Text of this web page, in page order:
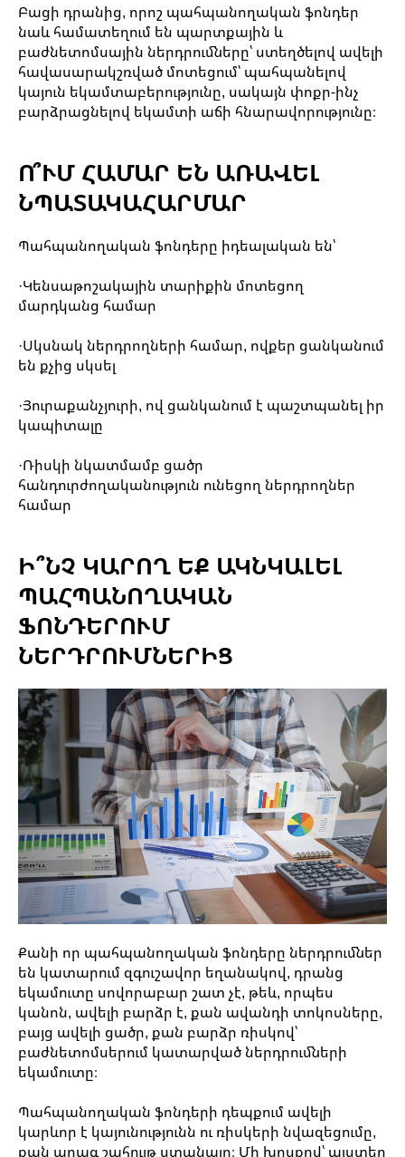
Բացի դրանից, որոշ պահպանողական ֆոնդեր
նաև համատեղում են պարտքային և
բաժնետոմսային ներդրումները՝ ստեղծելով ավելի
հավասարակշռված մոտեցում՝ պահպանելով
կայուն եկամտաբերությունը, սակայն փոքր-ինչ
բարձրացնելով եկամտի աճի հնարավորությունը։
Ո՞ՒՄ ՀԱՄԱՐ ԵՆ ԱՌԱՎԵԼ
ՆՊԱՏԱԿԱՀԱՐՄԱՐ
Պահպանողական ֆոնդերը իդեալական են՝
·Կենսաթոշակային տարիքին մոտեցող
մարդկանց համար
·Սկսնակ ներդրողների համար, ովքեր ցանկանում
են քչից սկսել
·Յուրաքանչյուրի, ով ցանկանում է պաշտպանել իր
կապիտալը
·Ռիսկի նկատմամբ ցածր
հանդուրժողականություն ունեցող ներդրողներ
համար
Ի՞ՆՉ ԿԱՐՈՂ ԵՔ ԱԿՆԿԱԼԵԼ
ՊԱՀՊԱՆՈՂԱԿԱՆ
ՖՈՆԴԵՐՈՒՄ
ՆԵՐԴՐՈՒՄՆԵՐԻՑ
Քանի որ պահպանողական ֆոնդերը ներդրումներ
են կատարում զգուշավոր եղանակով, դրանց
եկամուտը սովորաբար շատ չէ, թեև, որպես
կանոն, ավելի բարձր է, քան ավանդի տոկոսները,
բայց ավելի ցածր, քան բարձր ռիսկով՝
բաժնետոմսերում կատարված ներդրումների
եկամուտը։
Պահպանողական ֆոնդերի դեպքում ավելի
կարևոր է կայունությունն ու ռիսկերի նվազեցումը,
քան արագ շահույթ ստանալը։ Մի խոսքով՝ այստեղ